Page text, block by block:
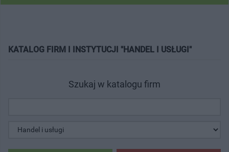
KATALOG FIRM I INSTYTUCJI "HANDEL I USŁUGI"
Szukaj w katalogu firm